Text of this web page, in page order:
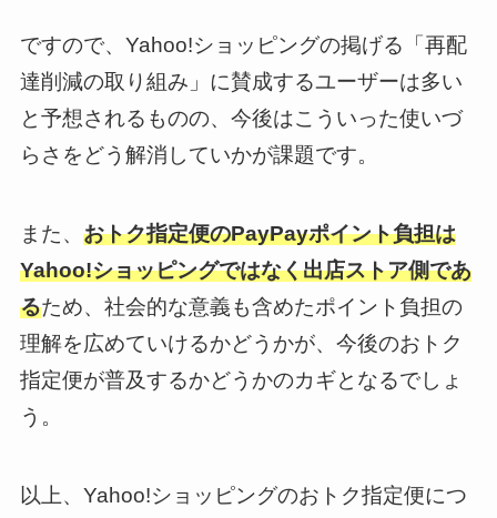
ですので、Yahoo!ショッピングの掲げる「再配
達削減の取り組み」に賛成するユーザーは多い
と予想されるものの、今後はこういった使いづ
らさをどう解消していかが課題です。
また、 おトク指定便のPayPayポイント負担は
Yahoo!ショッピングではなく出店ストア側であ
るため、社会的な意義も含めたポイント負担の
理解を広めていけるかどうかが、今後のおトク
指定便が普及するかどうかのカギとなるでしょ
う。
以上、Yahoo!ショッピングのおトク指定便につ